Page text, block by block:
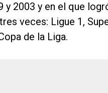
y 2003 y en el que
veces: Ligue 1,
de la Liga.